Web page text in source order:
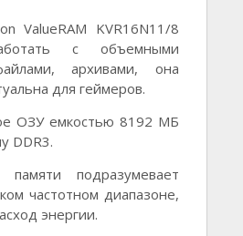
ValueRAM KVR16N11/8
с объемными
архивами, она
для геймеров.
ОЗУ емкостью 8192 МБ
DDR3.
памяти подразумевает
частотном диапазоне,
энергии.